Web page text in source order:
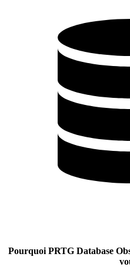
Pourquoi PRTG Database